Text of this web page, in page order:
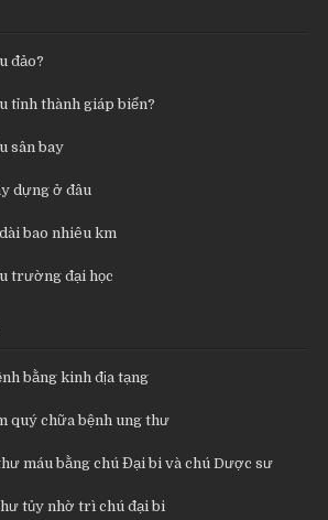
đảo?
tỉnh thành giáp biển?
sân bay
dựng ở đâu
bao nhiêu km
trường đại học
bằng kinh địa tạng
quý chữa bệnh ung thư
máu bằng chú Đại bi và chú Dược sư
tủy nhờ trì chú đại bi